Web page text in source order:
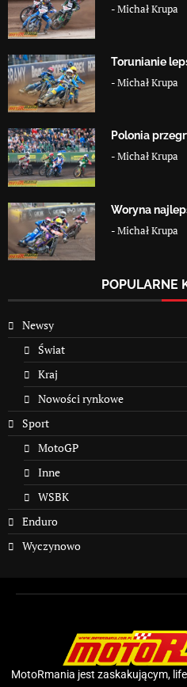
-Michał Krupa
Torunianie
-Michał Krupa
Polonia
-Michał Krupa
Woryna
-Michał Krupa
POPULARNE
Newsy
Świat
Kraj
Nowości rynkowe
Sport
MotoGP
Inne
WSBK
Enduro
Wyczynowo
MotoRmania jest zaskakującym,